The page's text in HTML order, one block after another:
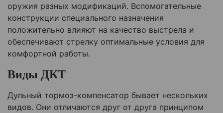
оружия разных модификаций. Вспомогательные
конструкции специального назначения
положительно влияют на качество выстрела и
обеспечивают стрелку оптимальные условия для
комфортной работы.
Виды ДКТ
Дульный тормоз-компенсатор бывает нескольких
видов. Они отличаются друг от друга принципом